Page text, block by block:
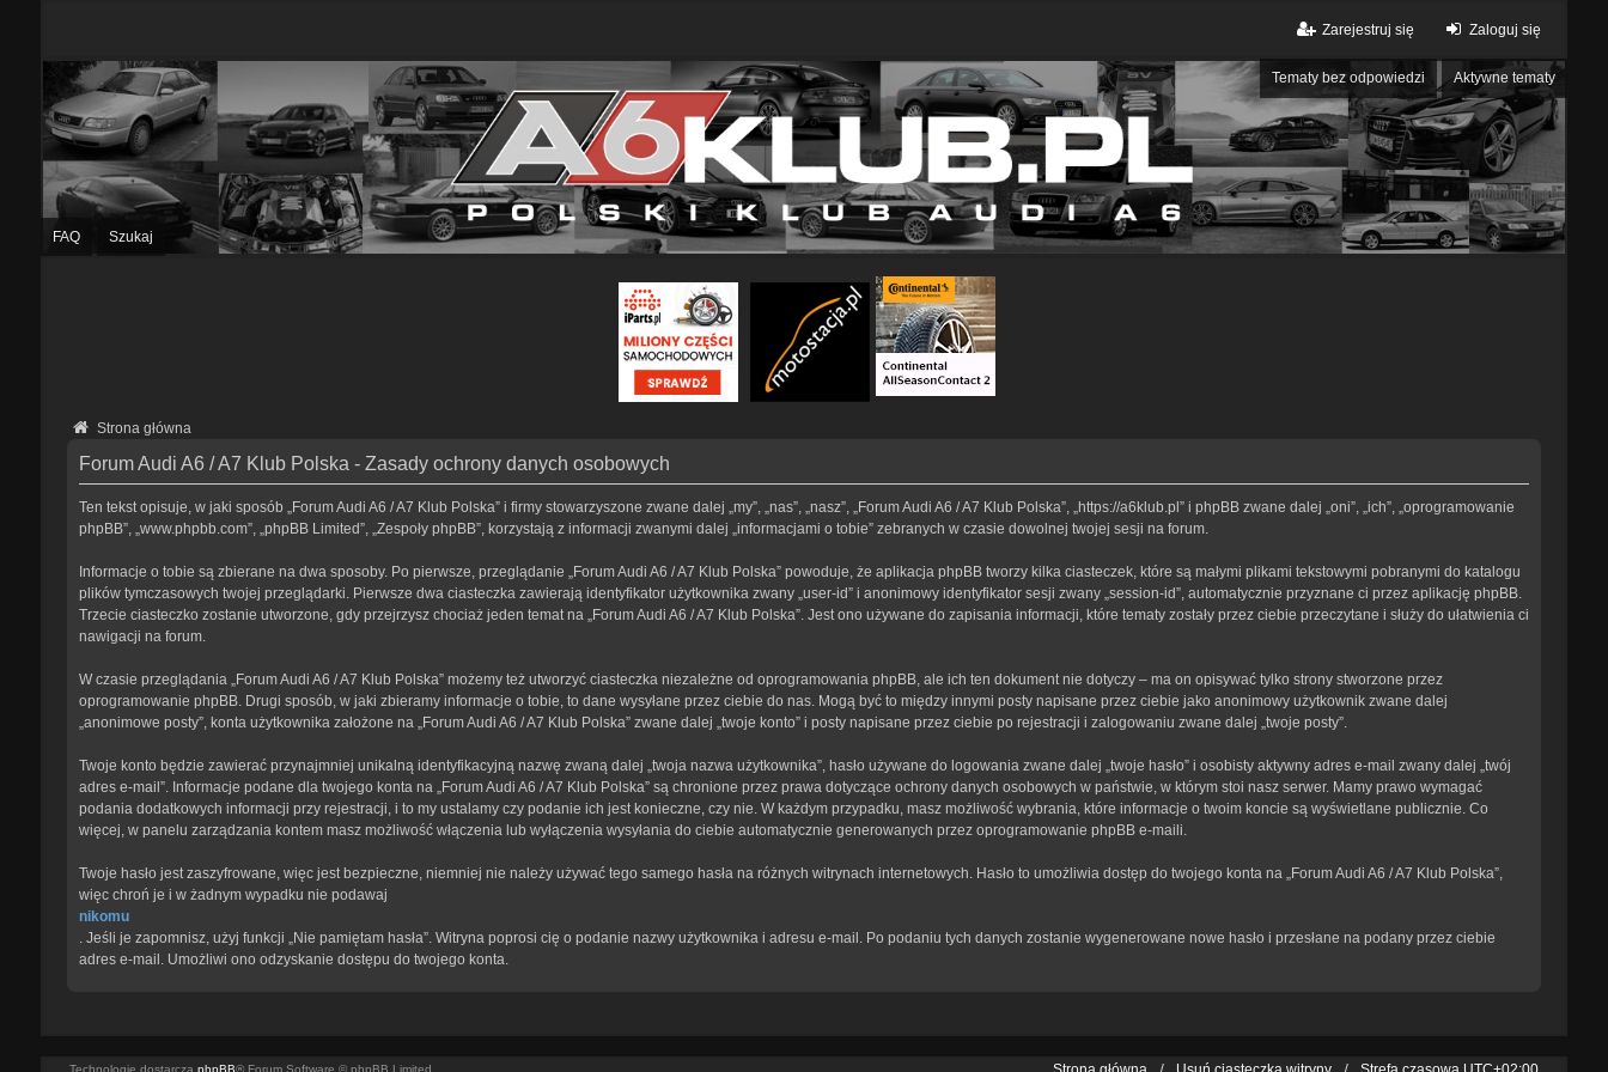
Zaloguj się
Zarejestruj się
Tematy bez odpowiedzi Aktywne tematy
FAQ Szukaj
Strona główna
Forum Audi A6 / A7 Klub Polska - Zasady ochrony danych osobowych
Ten tekst opisuje, w jaki sposób „Forum Audi A6 / A7 Klub Polska” i firmy stowarzyszone zwane dalej „my”, „nas”, „nasz”, „Forum Audi A6 / A7 Klub Polska”, „https://a6klub.pl” i phpBB zwane dalej „oni”, „ich”, „oprogramowanie
phpBB”, „www.phpbb.com”, „phpBB Limited”, „Zespoły phpBB”, korzystają z informacji zwanymi dalej „informacjami o tobie” zebranych w czasie dowolnej twojej sesji na forum.
Informacje o tobie są zbierane na dwa sposoby. Po pierwsze, przeglądanie „Forum Audi A6 / A7 Klub Polska” powoduje, że aplikacja phpBB tworzy kilka ciasteczek, które są małymi plikami tekstowymi pobranymi do katalogu
plików tymczasowych twojej przeglądarki. Pierwsze dwa ciasteczka zawierają identyfikator użytkownika zwany „user-id” i anonimowy identyfikator sesji zwany „session-id”, automatycznie przyznane ci przez aplikację phpBB.
Trzecie ciasteczko zostanie utworzone, gdy przejrzysz chociaż jeden temat na „Forum Audi A6 / A7 Klub Polska”. Jest ono używane do zapisania informacji, które tematy zostały przez ciebie przeczytane i służy do ułatwienia ci
nawigacji na forum.
W czasie przeglądania „Forum Audi A6 / A7 Klub Polska” możemy też utworzyć ciasteczka niezależne od oprogramowania phpBB, ale ich ten dokument nie dotyczy – ma on opisywać tylko strony stworzone przez
oprogramowanie phpBB. Drugi sposób, w jaki zbieramy informacje o tobie, to dane wysyłane przez ciebie do nas. Mogą być to między innymi posty napisane przez ciebie jako anonimowy użytkownik zwane dalej
„anonimowe posty”, konta użytkownika założone na „Forum Audi A6 / A7 Klub Polska” zwane dalej „twoje konto” i posty napisane przez ciebie po rejestracji i zalogowaniu zwane dalej „twoje posty”.
Twoje konto będzie zawierać przynajmniej unikalną identyfikacyjną nazwę zwaną dalej „twoja nazwa użytkownika”, hasło używane do logowania zwane dalej „twoje hasło” i osobisty aktywny adres e-mail zwany dalej „twój
adres e-mail”. Informacje podane dla twojego konta na „Forum Audi A6 / A7 Klub Polska” są chronione przez prawa dotyczące ochrony danych osobowych w państwie, w którym stoi nasz serwer. Mamy prawo wymagać
podania dodatkowych informacji przy rejestracji, i to my ustalamy czy podanie ich jest konieczne, czy nie. W każdym przypadku, masz możliwość wybrania, które informacje o twoim koncie są wyświetlane publicznie. Co
więcej, w panelu zarządzania kontem masz możliwość włączenia lub wyłączenia wysyłania do ciebie automatycznie generowanych przez oprogramowanie phpBB e-maili.
Twoje hasło jest zaszyfrowane, więc jest bezpieczne, niemniej nie należy używać tego samego hasła na różnych witrynach internetowych. Hasło to umożliwia dostęp do twojego konta na „Forum Audi A6 / A7 Klub Polska”,
więc chroń je i w żadnym wypadku nie podawaj
nikomu
. Jeśli je zapomnisz, użyj funkcji „Nie pamiętam hasła”. Witryna poprosi cię o podanie nazwy użytkownika i adresu e-mail. Po podaniu tych danych zostanie wygenerowane nowe hasło i przesłane na podany przez ciebie
adres e-mail. Umożliwi ono odzyskanie dostępu do twojego konta.